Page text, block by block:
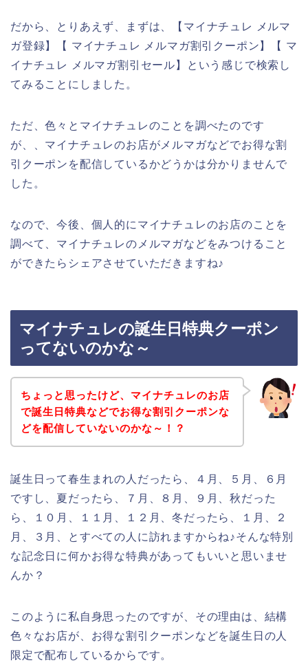
だから、とりあえず、まずは、【マイナチュレ メルマ
ガ登録】【 マイナチュレ メルマガ割引クーポン】【 マ
イナチュレ メルマガ割引セール】という感じで検索し
てみることにしました。
ただ、色々とマイナチュレのことを調べたのです
が、、マイナチュレのお店がメルマガなどでお得な割
引クーポンを配信しているかどうかは分かりませんで
した。
なので、今後、個人的にマイナチュレのお店のことを
調べて、マイナチュレのメルマガなどをみつけること
ができたらシェアさせていただきますね♪
マイナチュレの誕生日特典クーポン
ってないのかな～
ちょっと思ったけど、マイナチュレのお店
で誕生日特典などでお得な割引クーポンな
どを配信していないのかな～！？
誕生日って春生まれの人だったら、４月、５月、６月
ですし、夏だったら、７月、８月、９月、秋だった
ら、１０月、１１月、１２月、冬だったら、１月、２
月、３月、とすべての人に訪れますからね♪そんな特別
な記念日に何かお得な特典があってもいいと思いませ
んか？
このように私自身思ったのですが、その理由は、結構
色々なお店が、お得な割引クーポンなどを誕生日の人
限定で配布しているからです。